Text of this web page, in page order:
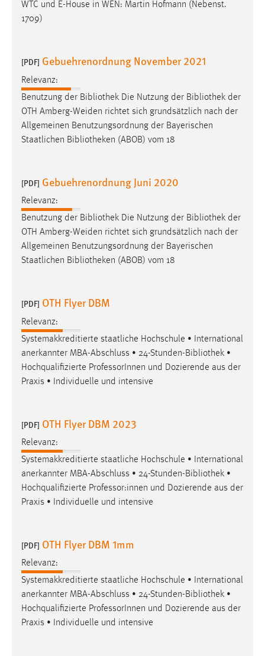
WTC und E-House in WEN: Martin Hofmann (Nebenst.
1709)
[PDF] Gebuehrenordnung November 2021
Relevanz:
Benutzung der Bibliothek Die Nutzung der Bibliothek der
OTH Amberg-Weiden richtet sich grundsätzlich nach der
Allgemeinen Benutzungsordnung der Bayerischen
Staatlichen Bibliotheken (ABOB) vom 18
[PDF] Gebuehrenordnung Juni 2020
Relevanz:
Benutzung der Bibliothek Die Nutzung der Bibliothek der
OTH Amberg-Weiden richtet sich grundsätzlich nach der
Allgemeinen Benutzungsordnung der Bayerischen
Staatlichen Bibliotheken (ABOB) vom 18
[PDF] OTH Flyer DBM
Relevanz:
Systemakkreditierte staatliche Hochschule • International
anerkannter MBA-Abschluss • 24-Stunden-Bibliothek •
Hochqualifizierte ProfessorInnen und Dozierende aus der
Praxis • Individuelle und intensive
[PDF] OTH Flyer DBM 2023
Relevanz:
Systemakkreditierte staatliche Hochschule • International
anerkannter MBA-Abschluss • 24-Stunden-Bibliothek •
Hochqualifizierte Professor:innen und Dozierende aus der
Praxis • Individuelle und intensive
[PDF] OTH Flyer DBM 1mm
Relevanz:
Systemakkreditierte staatliche Hochschule • International
anerkannter MBA-Abschluss • 24-Stunden-Bibliothek •
Hochqualifizierte ProfessorInnen und Dozierende aus der
Praxis • Individuelle und intensive